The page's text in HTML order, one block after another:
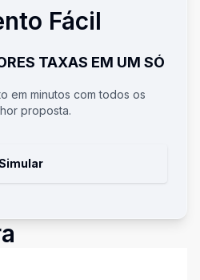
Fácil
TAXAS EM UM SÓ
em minutos com todos os
proposta.